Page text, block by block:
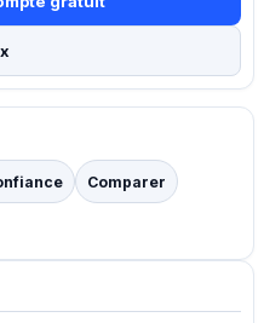
Comparer